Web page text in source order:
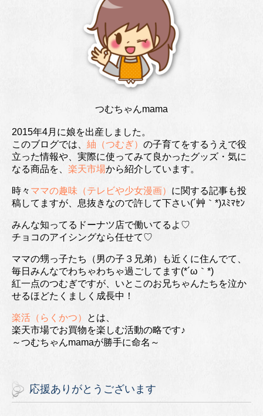
つむちゃんmama
2015年4月に娘を出産しました。
このブログでは、 紬（つむぎ） の子育てをするうえで役
立った情報や、実際に使ってみて良かったグッズ・気に
なる商品を、 楽天市場から紹介しています。
時々 ママの趣味（テレビや少女漫画） に関する記事も投
稿してますが、息抜きなので許して下さい(´艸｀*)ｽﾐﾏｾﾝ
みんな知ってるドーナツ店で働いてるよ♡
チョコのアイシングなら任せて♡
ママの甥っ子たち（男の子３兄弟）も近くに住んでて、
毎日みんなでわちゃわちゃ過ごしてます(*´ω｀*)
紅一点のつむぎですが、いとこのお兄ちゃんたちを泣か
せるほどたくましく成長中！
楽活（らくかつ）
とは、
楽天市場でお買物を楽しむ活動の略です♪
～つむちゃんmamaが勝手に命名～
応援ありがとうございます